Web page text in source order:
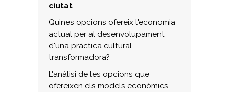
ciutat
Quines opcions ofereix l'economia
actual per al desenvolupament
d'una pràctica cultural
transformadora?
L'anàlisi de les opcions que
ofereixen els models econòmics